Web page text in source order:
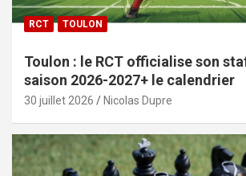
RCT TOULON
Toulon : le RCT officialise son
saison 2026-2027+ le calendrier
30 juillet 2026 Nicolas Dupre